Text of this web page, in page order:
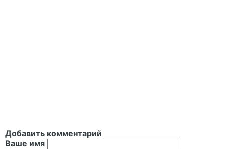
Добавить комментарий
Ваше имя